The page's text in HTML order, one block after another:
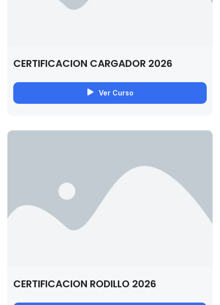
CERTIFICACION CARGADOR 2026
Ver Curso
CERTIFICACION RODILLO 2026